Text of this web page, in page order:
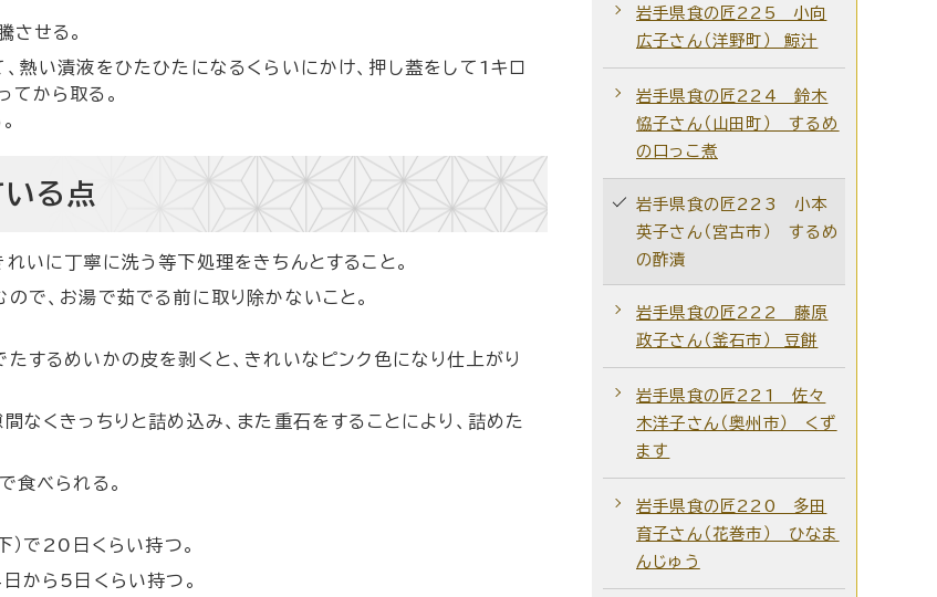
させる。
熱い漬液をひたひたになるくらいにかけ、押し蓋をして1キロ
から取る。
いる点
いに丁寧に洗う等下処理をきちんとすること。
で、お湯で茹でる前に取り除かないこと。
するめいかの皮を剥くと、きれいなピンク色になり仕上がり
なくきっちりと詰め込み、また重石をすることにより、詰めた
食べられる。
で20日くらい持つ。
から5日くらい持つ。
岩手県食の匠225 小向
広子さん（洋野町） 鯨汁
岩手県食の匠224 鈴木
恊子さん（山田町） するめ
の口っこ煮
岩手県食の匠223 小本
英子さん（宮古市） するめ
の酢漬
岩手県食の匠222 藤原
政子さん（釜石市） 豆餅
岩手県食の匠221 佐々
木洋子さん（奥州市） くず
ます
岩手県食の匠220 多田
育子さん（花巻市） ひなま
んじゅう